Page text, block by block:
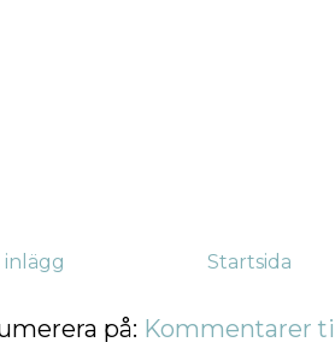
inlägg Startsida
på: Kommentarer